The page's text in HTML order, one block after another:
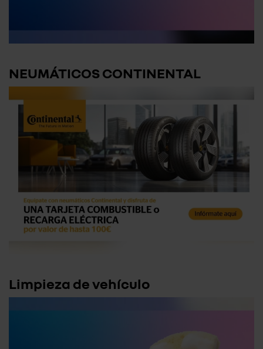
NEUMÁTICOS CONTINENTAL
Limpieza de vehículo